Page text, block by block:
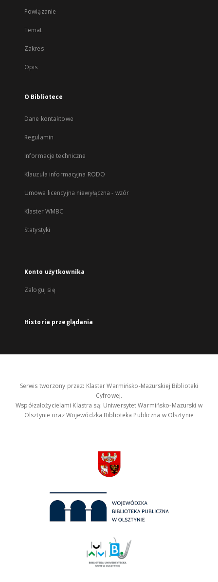
Powiązanie
Temat
Zakres
Opis
O Bibliotece
Dane kontaktowe
Regulamin
Informacje techniczne
Klauzula informacyjna RODO
Umowa licencyjna niewyłączna - wzór
Klaster WMBC
Statystyki
Konto użytkownika
Zaloguj się
Historia przeglądania
Serwis tworzony przez: Klaster Warmińsko-Mazurskiej Biblioteki
Cyfrowej.
Współzałożycielami Klastra są: Uniwersytet Warmińsko-Mazurski w
Olsztynie oraz Wojewódzka Biblioteka Publiczna w Olsztynie